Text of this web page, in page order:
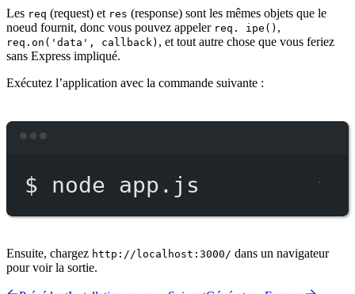
Les req (request) et res (response) sont les mêmes objets que le
noeud fournit, donc vous pouvez appeler req. ipe() ,
req.on('data', callback) , et tout autre chose que vous feriez
sans Express impliqué.
Exécutez l’application avec la commande suivante :
$ node app.js
Ensuite, chargez http://localhost:3000/ dans un navigateur
pour voir la sortie.